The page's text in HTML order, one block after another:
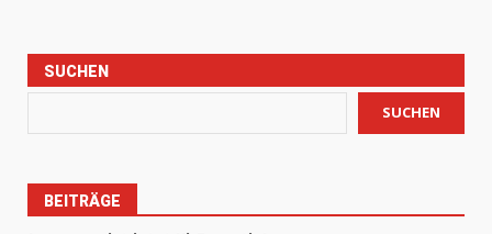
SUCHEN
SUCHEN
BEITRÄGE